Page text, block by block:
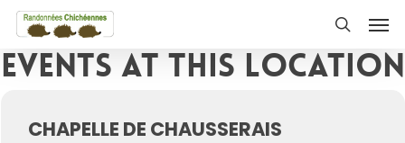
Skip
main
content
Events at this location
CHAPELLE DE CHAUSSERAIS